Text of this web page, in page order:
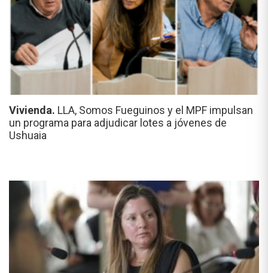
Vivienda. LLA, Somos Fueguinos y el MPF impulsan
un programa para adjudicar lotes a jóvenes de
Ushuaia